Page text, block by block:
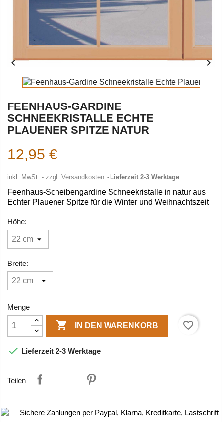
 
FEENHAUS-GARDINE
SCHNEEKRISTALLE ECHTE
PLAUENER SPITZE NATUR
12,95 €
inkl. MwSt. zzgl. Versandkosten Lieferzeit 2-3 Werktage
Feenhaus-Scheibengardine Schneekristalle in natur aus
Echter Plauener Spitze für die Winter und Weihnachtszeit
Höhe:
Breite:
Menge
 IN DEN WARENKORB favorite_border
 Lieferzeit 2-3 Werktage
Teilen
Sichere Zahlungen per Paypal, Klarna, Kreditkarte, Lastschrift